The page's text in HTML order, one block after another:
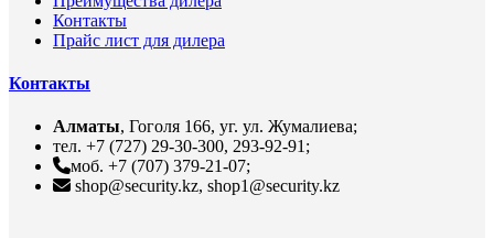
Контакты
Прайс лист для дилера
Контакты
Алматы, Гоголя 166, уг. ул. Жумалиева;
тел. +7 (727) 29-30-300, 293-92-91;
моб. +7 (707) 379-21-07;
shop@security.kz, shop1@security.kz